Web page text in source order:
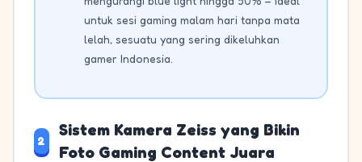
untuk sesi gaming malam hari tanpa mata
lelah, sesuatu yang sering dikeluhkan
gamer Indonesia.
2
Sistem Kamera Zeiss yang Bikin
Foto Gaming Content Juara